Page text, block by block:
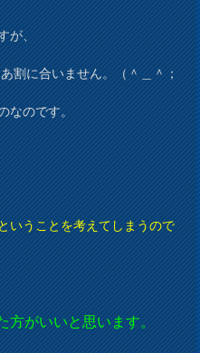
が、
割に合いません。（＾＿＾；
なのです。
いうことを考えてしまうので
方がいいと思います。